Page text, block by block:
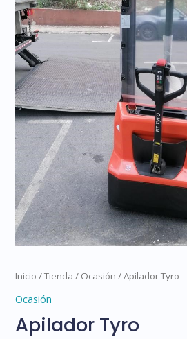
Inicio /Tienda / Ocasión / Apilador Tyro
Ocasión
Apilador Tyro